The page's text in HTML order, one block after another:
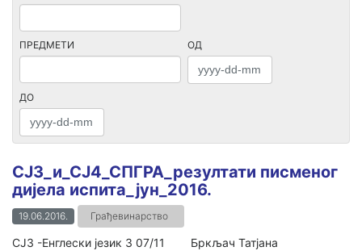
ПРЕДМЕТИ ОД
ДО
СЈ3_и_СЈ4_СПГРА_резултати писменог
дијела испита_јун_2016.
19.06.2016. Грађевинарство
СЈ3 -Енглески језик 3 07/11 Бркљач Татјана